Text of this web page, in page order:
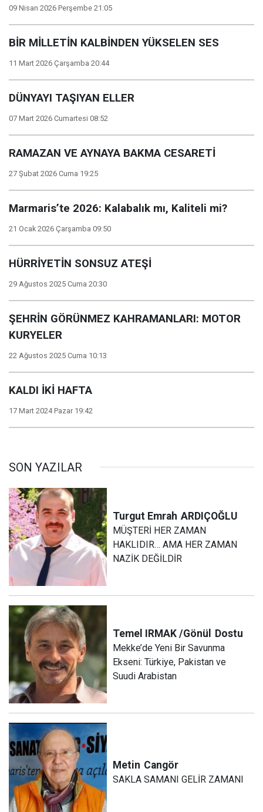
09 Nisan 2026 Perşembe 21:05
BİR MİLLETİN KALBİNDEN YÜKSELEN SES
11 Mart 2026 Çarşamba 20:44
DÜNYAYI TAŞIYAN ELLER
07 Mart 2026 Cumartesi 08:52
RAMAZAN VE AYNAYA BAKMA CESARETİ
27 Şubat 2026 Cuma 19:25
Marmaris’te 2026: Kalabalık mı, Kaliteli mi?
21 Ocak 2026 Çarşamba 09:50
HÜRRİYETİN SONSUZ ATEŞİ
29 Ağustos 2025 Cuma 20:30
ŞEHRİN GÖRÜNMEZ KAHRAMANLARI: MOTOR
KURYELER
22 Ağustos 2025 Cuma 10:13
KALDI İKİ HAFTA
17 Mart 2024 Pazar 19:42
SON YAZILAR
Turgut Emrah ARDIÇOĞLU
MÜŞTERİ HER ZAMAN
HAKLIDIR… AMA HER ZAMAN
NAZİK DEĞİLDİR
Temel IRMAK /Gönül Dostu
Mekke’de Yeni Bir Savunma
Ekseni: Türkiye, Pakistan ve
Suudi Arabistan
Metin Cangör
SAKLA SAMANI GELİR ZAMANI